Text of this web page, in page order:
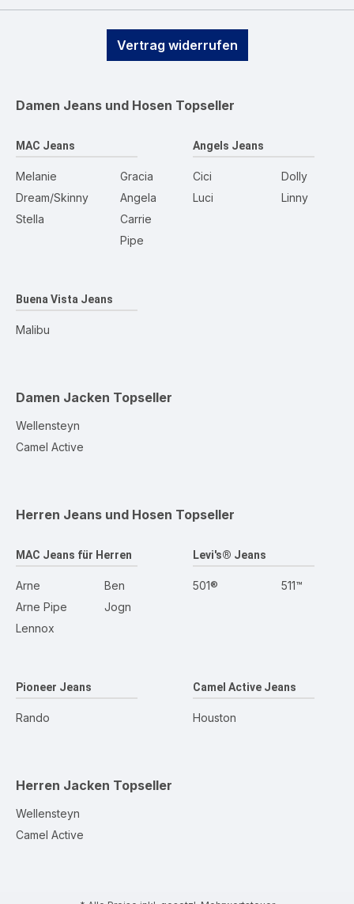
Vertrag widerrufen
Damen Jeans und Hosen Topseller
MAC Jeans
Melanie
Dream/Skinny
Stella
Gracia
Angela
Carrie
Pipe
Angels Jeans
Cici
Luci
Dolly
Linny
Buena Vista Jeans
Malibu
Damen Jacken Topseller
Wellensteyn
Camel Active
Herren Jeans und Hosen Topseller
MAC Jeans für Herren
Arne
Arne Pipe
Lennox
Ben
Jogn
Levi's® Jeans
501® 511™
Pioneer Jeans
Rando
Camel Active Jeans
Houston
Herren Jacken Topseller
Wellensteyn
Camel Active